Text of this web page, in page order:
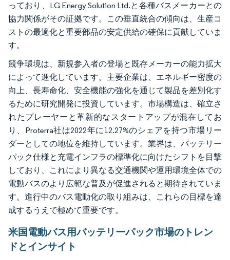
っており、LG Energy Solution Ltd.と各種バスメーカーとの
協力関係がその証拠です。この垂直統合の傾向は、生産コ
ストの最適化と重要部品の安定供給の確保に貢献していま
す。
競争環境は、新規参入者の登場と既存メーカーの能力拡大
によって進化しています。主要企業は、エネルギー密度の
向上、長寿命化、安全機能の強化を通じて製品を差別化す
るために研究開発に投資しています。市場構造は、確立さ
れたプレーヤーと革新的なスタートアップが混在してお
り、Proterra社は2022年に12.27%のシェアを持つ市場リー
ダーとしての地位を維持しています。業界は、バッテリー
パック仕様と充電インフラの標準化に向けたシフトを目撃
しており、これにより異なる交通機関や運用環境全体での
電動バスのより広範な普及が促進されると期待されていま
す。進行中のバス電動化の取り組みは、これらの目標を達
成するうえで極めて重要です。
米国電動バス用バッテリーパック市場のトレン
ドとインサイト